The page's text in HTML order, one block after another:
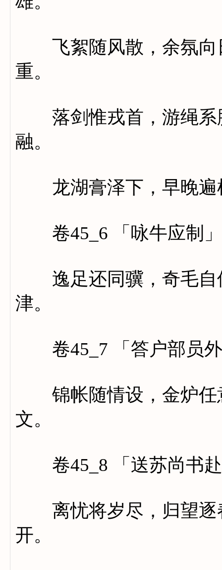
飞絮随风散，余氛向
重。
落剑惟戎首，游绳系
融。
龙湖膏泽下，早晚遍
卷45_6 「咏牛应制
逸足还同骥，奇毛自
津。
卷45_7 「答户部员外
锦帐随情设，金炉任
文。
卷45_8 「送苏尚书赴
离忧将岁尽，归望逐
开。